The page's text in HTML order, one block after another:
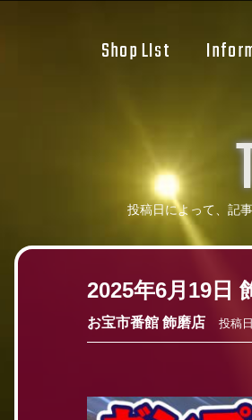
Shop LIst
投稿日によって、記
2025年6月19日
お宝市番館 飾磨店 投稿